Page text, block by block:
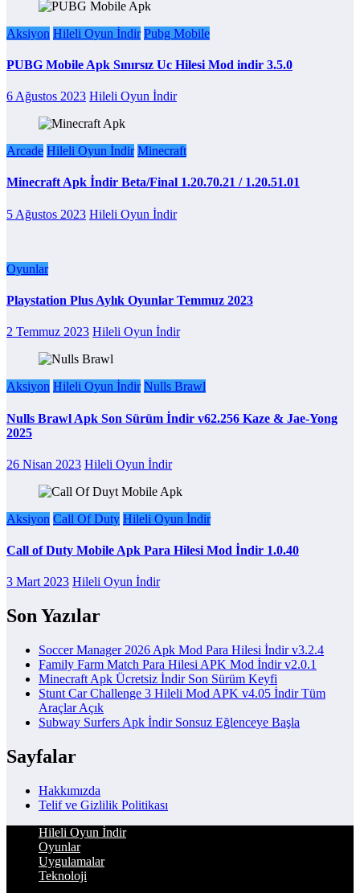
Aksiyon Hileli Oyun İndir Pubg Mobile
PUBG Mobile Apk Sınırsız Uc Hilesi Mod indir 3.5.0
6 Ağustos 2023 Hileli Oyun İndir
Arcade Hileli Oyun İndir Minecraft
Minecraft Apk İndir Beta/Final 1.20.70.21 / 1.20.51.01
5 Ağustos 2023 Hileli Oyun İndir
Oyunlar
Playstation Plus Aylık Oyunlar Temmuz 2023
2 Temmuz 2023 Hileli Oyun İndir
Aksiyon Hileli Oyun İndir Nulls Brawl
Nulls Brawl Apk Son Sürüm İndir v62.256 Kaze & Jae-Yong
2025
26 Nisan 2023 Hileli Oyun İndir
Aksiyon Call Of Duty Hileli Oyun İndir
Call of Duty Mobile Apk Para Hilesi Mod İndir 1.0.40
3 Mart 2023 Hileli Oyun İndir
Son Yazılar
Soccer Manager 2026 Apk Mod Para Hilesi İndir v3.2.4
Family Farm Match Para Hilesi APK Mod İndir v2.0.1
Minecraft Apk Ücretsiz İndir Son Sürüm Keyfi
Stunt Car Challenge 3 Hileli Mod APK v4.05 İndir Tüm
Araçlar Açık
Subway Surfers Apk İndir Sonsuz Eğlenceye Başla
Sayfalar
Hakkımızda
Telif ve Gizlilik Politikası
Hileli Oyun İndir
Oyunlar
Uygulamalar
Teknoloji